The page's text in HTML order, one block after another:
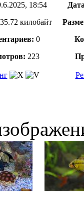
18:54
килобайт
0
223